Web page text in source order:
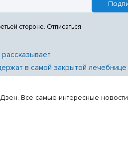
стороне. Отписаться
рассказывает
в самой закрытой
Все самые интересные новости